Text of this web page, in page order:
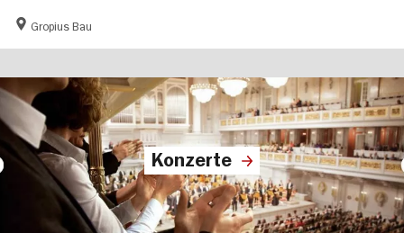
Gropius Bau
Konzerte